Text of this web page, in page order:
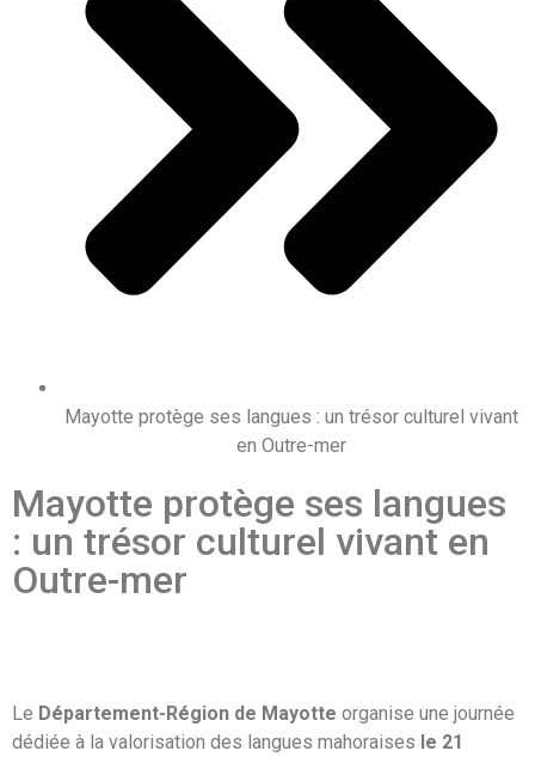
Mayotte protège ses langues : un trésor culturel vivant
en Outre-mer
Mayotte protège ses langues
: un trésor culturel vivant en
Outre-mer
Le Département-Région de Mayotte organise une journée
dédiée à la valorisation des langues mahoraises le 21